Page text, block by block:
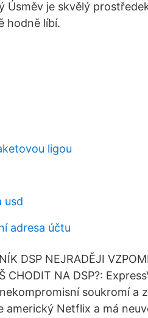
Úsměv je skvělý
hodně líbí.
ligou
usd
adresa účtu
DSP NEJRADĚJI
CHODIT NA DSP?:
soukromí a
americký Netflix a má